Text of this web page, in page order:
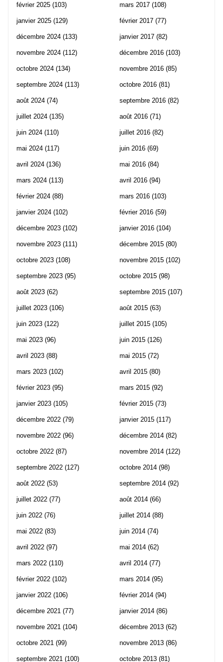
février 2025 (103)
janvier 2025 (129)
décembre 2024 (133)
novembre 2024 (112)
octobre 2024 (134)
septembre 2024 (113)
août 2024 (74)
juillet 2024 (135)
juin 2024 (110)
mai 2024 (117)
avril 2024 (136)
mars 2024 (113)
février 2024 (88)
janvier 2024 (102)
décembre 2023 (102)
novembre 2023 (111)
octobre 2023 (108)
septembre 2023 (95)
août 2023 (62)
juillet 2023 (106)
juin 2023 (122)
mai 2023 (96)
avril 2023 (88)
mars 2023 (102)
février 2023 (95)
janvier 2023 (105)
décembre 2022 (79)
novembre 2022 (96)
octobre 2022 (87)
septembre 2022 (127)
août 2022 (53)
juillet 2022 (77)
juin 2022 (76)
mai 2022 (83)
avril 2022 (97)
mars 2022 (110)
février 2022 (102)
janvier 2022 (106)
décembre 2021 (77)
novembre 2021 (104)
octobre 2021 (99)
septembre 2021 (100)
mars 2017 (108)
février 2017 (77)
janvier 2017 (82)
décembre 2016 (103)
novembre 2016 (85)
octobre 2016 (81)
septembre 2016 (82)
août 2016 (71)
juillet 2016 (82)
juin 2016 (69)
mai 2016 (84)
avril 2016 (94)
mars 2016 (103)
février 2016 (59)
janvier 2016 (104)
décembre 2015 (80)
novembre 2015 (102)
octobre 2015 (98)
septembre 2015 (107)
août 2015 (63)
juillet 2015 (105)
juin 2015 (126)
mai 2015 (72)
avril 2015 (80)
mars 2015 (92)
février 2015 (73)
janvier 2015 (117)
décembre 2014 (82)
novembre 2014 (122)
octobre 2014 (98)
septembre 2014 (92)
août 2014 (66)
juillet 2014 (88)
juin 2014 (74)
mai 2014 (62)
avril 2014 (77)
mars 2014 (95)
février 2014 (94)
janvier 2014 (86)
décembre 2013 (62)
novembre 2013 (86)
octobre 2013 (81)